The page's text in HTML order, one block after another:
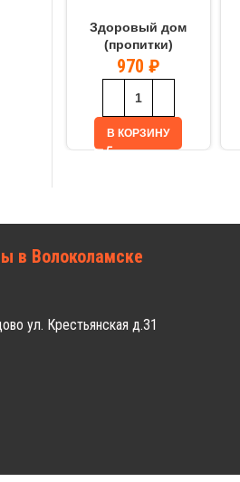
Здоровый дом
(пропитки)
970 ₽
В КОРЗИНУ
в Волоколамске
ул. Крестьянская д.31